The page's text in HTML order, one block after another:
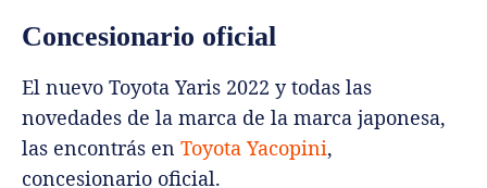
Concesionario oficial
El nuevo Toyota Yaris 2022 y todas las
novedades de la marca de la marca japonesa,
las encontrás en Toyota Yacopini,
concesionario oficial.